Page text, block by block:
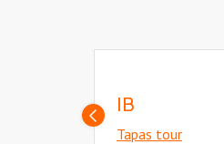
Vorige
slide
IB
Tapas tour